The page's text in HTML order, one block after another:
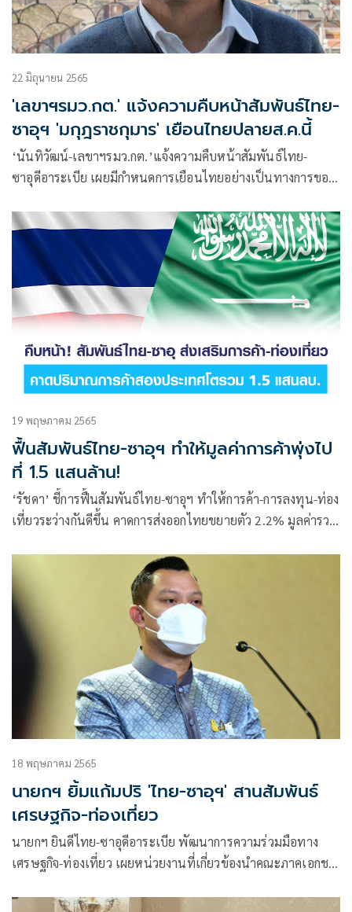
22 มิถุนายน 2565
'เลขาฯรมว.กต.' แจ้งความคืบหน้าสัมพันธ์ไทย-
ซาอุฯ 'มกุฎราชกุมาร' เยือนไทยปลายส.ค.นี้
‘นันทิวัฒน์-เลขาฯรมว.กต.’แจ้งความคืบหน้าสัมพันธ์ไทย-
ซาอุดีอาระเบีย เผยมีกำหนดการเยือนไทยอย่างเป็นทางการของ
นี้ จะมีคณะผู้แทนหอการค้าซาอุ ร่วม 100 คนจะมาเยือนไทย
การท่องเที่ยว การลงทุน คึกคัก
19 พฤษภาคม 2565
ฟื้นสัมพันธ์ไทย-ซาอุฯ ทำให้มูลค่าการค้าพุ่งไป
ที่ 1.5 แสนล้าน!
‘รัชดา’ ชี้การฟื้นสัมพันธ์ไทย-ซาอุฯ ทำให้การค้า-การลงทุน-ท่อง
เที่ยวระว่างกันดีขึ้น คาดการส่งออกไทยขยายตัว 2.2% มูลค่ารวม
18 พฤษภาคม 2565
นายกฯ ยิ้มแก้มปริ 'ไทย-ซาอุฯ' สานสัมพันธ์
เศรษฐกิจ-ท่องเที่ยว
นายกฯ ยินดีไทย-ซาอุดีอาระเบีย พัฒนาการความร่วมมือทาง
เศรษฐกิจ-ท่องเที่ยว เผยหน่วยงานที่เกี่ยวข้องนำคณะภาคเอกชน